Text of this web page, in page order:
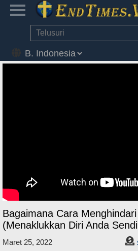
Bagaimana Cara
(Menaklukkan Diri Anda
Maret 25, 2022